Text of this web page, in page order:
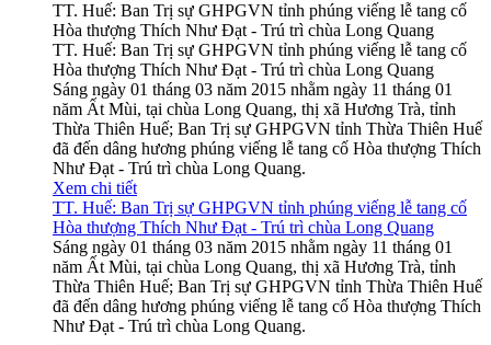
TT. Huế: Ban Trị sự GHPGVN tỉnh phúng viếng lễ tang cố
Hòa thượng Thích Như Đạt - Trú trì chùa Long Quang
TT. Huế: Ban Trị sự GHPGVN tỉnh phúng viếng lễ tang cố
Hòa thượng Thích Như Đạt - Trú trì chùa Long Quang
Sáng ngày 01 tháng 03 năm 2015 nhằm ngày 11 tháng 01
năm Ất Mùi, tại chùa Long Quang, thị xã Hương Trà, tỉnh
Thừa Thiên Huế; Ban Trị sự GHPGVN tỉnh Thừa Thiên Huế
đã đến dâng hương phúng viếng lễ tang cố Hòa thượng Thích
Như Đạt - Trú trì chùa Long Quang.
Xem chi tiết
TT. Huế: Ban Trị sự GHPGVN tỉnh phúng viếng lễ tang cố
Hòa thượng Thích Như Đạt - Trú trì chùa Long Quang
Sáng ngày 01 tháng 03 năm 2015 nhằm ngày 11 tháng 01
năm Ất Mùi, tại chùa Long Quang, thị xã Hương Trà, tỉnh
Thừa Thiên Huế; Ban Trị sự GHPGVN tỉnh Thừa Thiên Huế
đã đến dâng hương phúng viếng lễ tang cố Hòa thượng Thích
Như Đạt - Trú trì chùa Long Quang.